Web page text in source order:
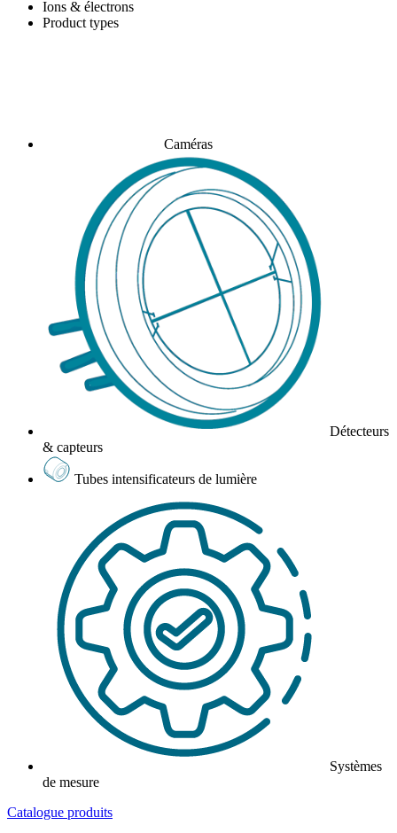
Ions & électrons
Product types
Caméras
Détecteurs
& capteurs
Tubes intensificateurs de lumière
Systèmes
de mesure
Catalogue produits